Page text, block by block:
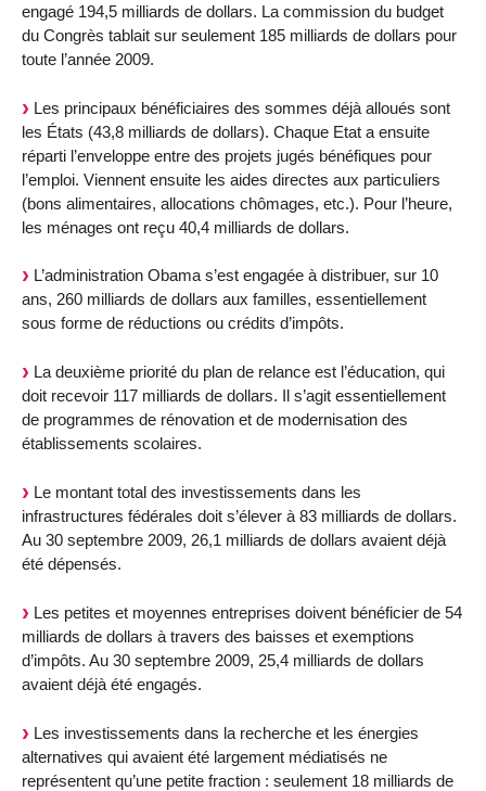
engagé 194,5 milliards de dollars. La commission du budget
du Congrès tablait sur seulement 185 milliards de dollars pour
toute l’année 2009.
Les principaux bénéficiaires des sommes déjà alloués sont
les États (43,8 milliards de dollars). Chaque Etat a ensuite
réparti l’enveloppe entre des projets jugés bénéfiques pour
l’emploi. Viennent ensuite les aides directes aux particuliers
(bons alimentaires, allocations chômages, etc.). Pour l’heure,
les ménages ont reçu 40,4 milliards de dollars.
L’administration Obama s’est engagée à distribuer, sur 10
ans, 260 milliards de dollars aux familles, essentiellement
sous forme de réductions ou crédits d’impôts.
La deuxième priorité du plan de relance est l’éducation, qui
doit recevoir 117 milliards de dollars. Il s’agit essentiellement
de programmes de rénovation et de modernisation des
établissements scolaires.
Le montant total des investissements dans les
infrastructures fédérales doit s’élever à 83 milliards de dollars.
Au 30 septembre 2009, 26,1 milliards de dollars avaient déjà
été dépensés.
Les petites et moyennes entreprises doivent bénéficier de 54
milliards de dollars à travers des baisses et exemptions
d’impôts. Au 30 septembre 2009, 25,4 milliards de dollars
avaient déjà été engagés.
Les investissements dans la recherche et les énergies
alternatives qui avaient été largement médiatisés ne
représentent qu’une petite fraction : seulement 18 milliards de